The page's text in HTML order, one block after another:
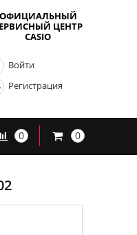
ОФИЦИАЛЬНЫЙ
ЦЕНТР
CASIO
Войти
Регистрация
0 0